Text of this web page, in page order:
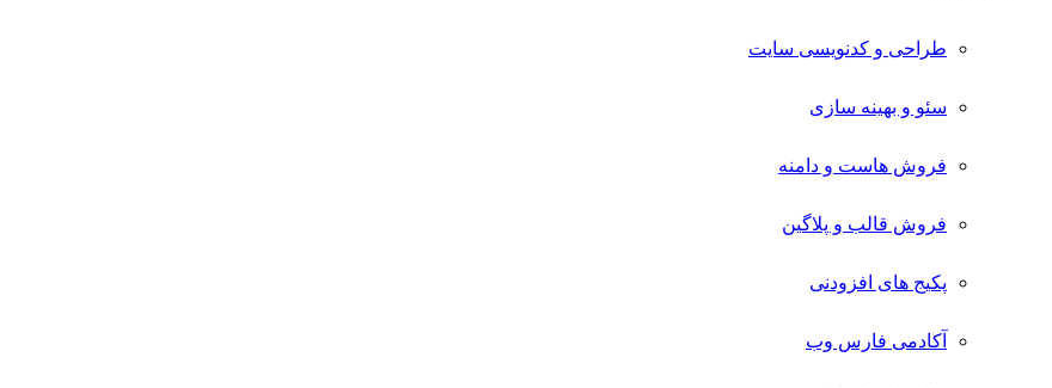
طراحی و کدنویسی سایت
سئو و بهینه سازی
فروش هاست و دامنه
فروش قالب و پلاگین
پکیج های افزودنی
آکادمی فارس وب